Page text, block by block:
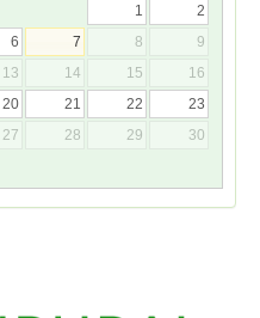
1
2
6 7 8
9
13 14 15
16
20 21 22
23
27 28 29
30